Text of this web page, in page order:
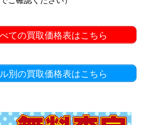
ての買取価格表はこちら
別の買取価格表はこちら